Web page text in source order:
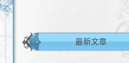
最新文章